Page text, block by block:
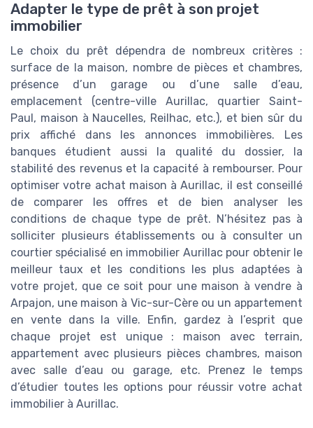
Adapter le type de prêt à son projet
immobilier
Le choix du prêt dépendra de nombreux critères :
surface de la maison, nombre de pièces et chambres,
présence d’un garage ou d’une salle d’eau,
emplacement (centre-ville Aurillac, quartier Saint-
Paul, maison à Naucelles, Reilhac, etc.), et bien sûr du
prix affiché dans les annonces immobilières. Les
banques étudient aussi la qualité du dossier, la
stabilité des revenus et la capacité à rembourser. Pour
optimiser votre achat maison à Aurillac, il est conseillé
de comparer les offres et de bien analyser les
conditions de chaque type de prêt. N’hésitez pas à
solliciter plusieurs établissements ou à consulter un
courtier spécialisé en immobilier Aurillac pour obtenir le
meilleur taux et les conditions les plus adaptées à
votre projet, que ce soit pour une maison à vendre à
Arpajon, une maison à Vic-sur-Cère ou un appartement
en vente dans la ville. Enfin, gardez à l’esprit que
chaque projet est unique : maison avec terrain,
appartement avec plusieurs pièces chambres, maison
avec salle d’eau ou garage, etc. Prenez le temps
d’étudier toutes les options pour réussir votre achat
immobilier à Aurillac.